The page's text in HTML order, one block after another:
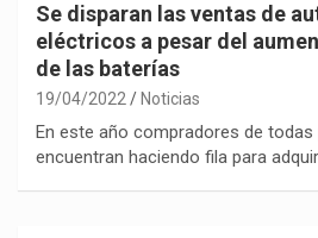
Se disparan las ventas de
eléctricos a pesar del
de las baterías
19/04/2022 Noticias
En este año compradores de
encuentran haciendo fila para